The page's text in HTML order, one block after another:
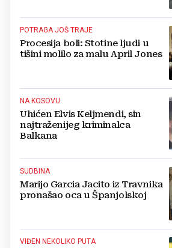
POTRAGA JOŠ TRAJE
Procesija boli: Stotine ljudi u
tišini molilo za malu April Jones
NA KOSOVU
Uhićen Elvis Keljmendi, sin
najtraženijeg kriminalca
Balkana
SUDBINA
Marijo Garcia Jacito iz Travnika
pronašao oca u Španjolskoj
VIĐEN NEKOLIKO PUTA